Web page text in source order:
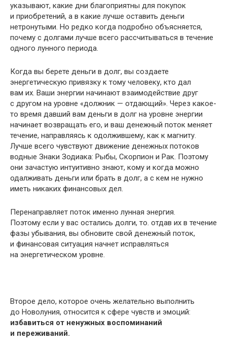
указывают, какие дни благоприятны для покупок
и приобретений, а в какие лучше оставить деньги
нетронутыми. Но редко когда подробно объясняется,
почему с долгами лучше всего рассчитываться в течение
одного лунного периода.
Когда вы берете деньги в долг, вы создаете
энергетическую привязку к тому человеку, кто дал
вам их. Ваши энергии начинают взаимодействие друг
с другом на уровне «должник — отдающий». Через какое-
то время давший вам деньги в долг на уровне энергии
начинает возвращать его, и ваш денежный поток меняет
течение, направляясь к одолжившему, как к магниту.
Лучше всего чувствуют движение денежных потоков
водные Знаки Зодиака: Рыбы, Скорпион и Рак. Поэтому
они зачастую интуитивно знают, кому и когда можно
одалживать деньги или брать в долг, а с кем не нужно
иметь никаких финансовых дел.
Перенаправляет поток именно лунная энергия.
Поэтому если у вас остались долги, то. отдав их в течение
фазы убывания, вы обновите свой денежный поток,
и финансовая ситуация начнет исправляться
на энергетическом уровне.
Второе дело, которое очень желательно выполнить
до Новолуния, относится к сфере чувств и эмоций:
избавиться от ненужных воспоминаний
и переживаний.